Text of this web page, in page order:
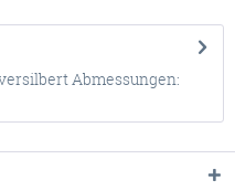
Abmessungen: